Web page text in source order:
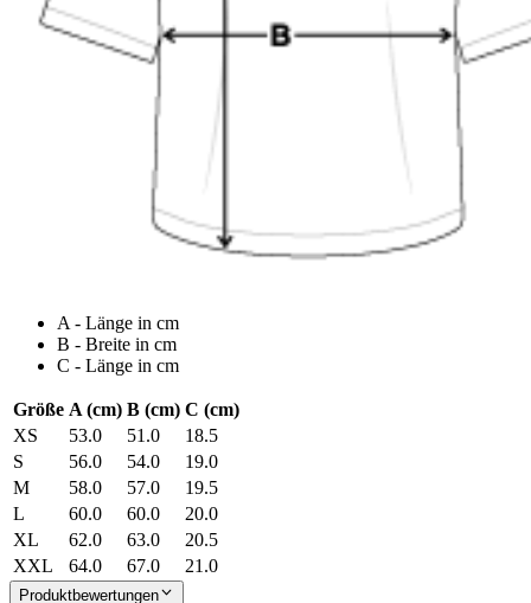
A - Länge in cm
B - Breite in cm
C - Länge in cm
Größe A (cm) B (cm) C (cm)
XS
53.0 51.0
18.5
S
56.0 54.0
19.0
M
58.0 57.0
19.5
L
60.0 60.0
20.0
XL
62.0 63.0
20.5
XXL
64.0 67.0 21.0
Produktbewertungen